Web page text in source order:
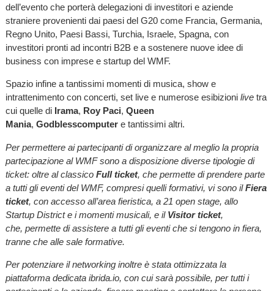
dell’evento che porterà delegazioni di investitori e aziende
straniere provenienti dai paesi del G20 come Francia, Germania,
Regno Unito, Paesi Bassi, Turchia, Israele, Spagna, con
investitori pronti ad incontri B2B e a sostenere nuove idee di
business con imprese e startup del WMF.
Spazio infine a tantissimi momenti di musica, show e
intrattenimento con concerti, set live e numerose esibizioni livetra
cui quelle di Irama, Roy Paci, Queen
Mania, Godblesscomputere tantissimi altri.
Per permettere ai partecipanti di organizzare al meglio la propria
partecipazione al WMF sono a disposizione diverse tipologie di
ticket: oltre al classico Full ticket, che permette di prendere parte
a tutti gli eventi del WMF, compresi quelli formativi, vi sono ilFiera
ticket, con accesso all’area fieristica, a 21 open stage, allo
Startup District e i momenti musicali, e il Visitor ticket,
che, permette di assistere a tutti gli eventi che si tengono in fiera,
tranne che alle sale formative.
Per potenziare il networking inoltre è stata ottimizzata la
piattaforma dedicata ibrida.io, con cui sarà possibile, per tutti i